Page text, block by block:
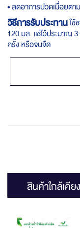
• ลดอาการปวดเมื่อยตา
วิธีการรับประทานใช้
120 มล. แช่ไว้ประมาณ
ครั้ง หรือจนจืด
สินค้าใกล้เคียง